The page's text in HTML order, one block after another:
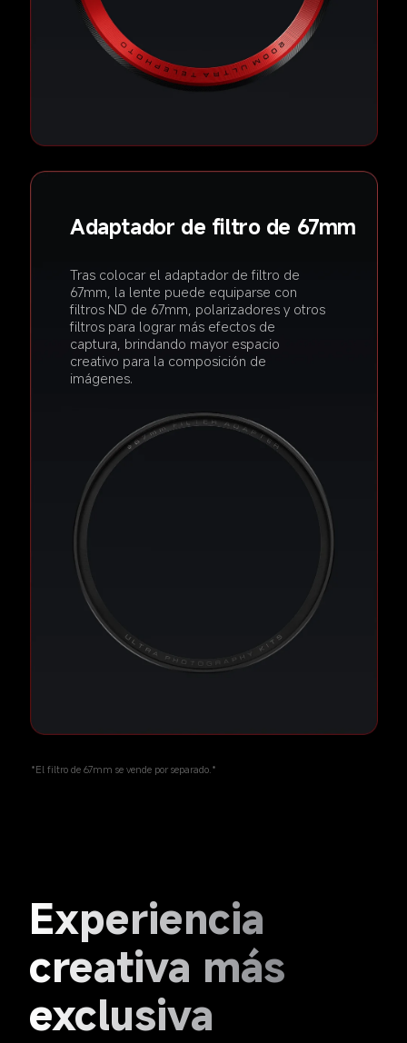
Adaptador de filtro de 67mm
Tras colocar el adaptador de filtro de
67mm, la lente puede equiparse con
filtros ND de 67mm, polarizadores y otros
filtros para lograr más efectos de
captura, brindando mayor espacio
creativo para la composición de
imágenes.
*El filtro de 67mm se vende por separado.*
Experiencia
creativa más
exclusiva